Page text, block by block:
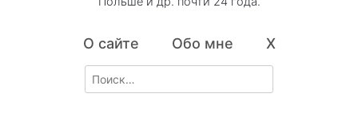
О сайте Обо мне X
Search
for: